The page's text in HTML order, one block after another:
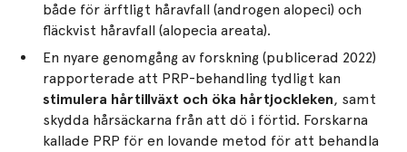
både för ärftligt håravfall (androgen alopeci) och
fläckvist håravfall (alopecia areata).
En nyare genomgång av forskning (publicerad 2022)
rapporterade att PRP-behandling tydligt kan
stimulera hårtillväxt och öka hårtjockleken, samt
skydda hårsäckarna från att dö i förtid. Forskarna
kallade PRP för en lovande metod för att behandla